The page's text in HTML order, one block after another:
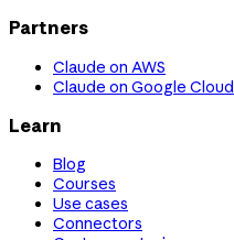
Partners
Claude on AWS
Claude on Google Cloud
Learn
Blog
Courses
Use cases
Connectors